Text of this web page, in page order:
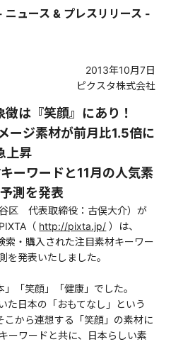
ュース & プレスリリース -
2013年10月7日
ピクスタ株式会社
徴は『笑顔』にあり！
ージ素材が前月比1.5倍に
上昇
ーワードと11月の人気素
測を発表
区 代表取締役：古俣大介）が
（ http://pixta.jp/ ）は、
・購入された注目素材キーワー
を発表いたしました。
「笑顔」「健康」でした。
た日本の「おもてなし」という
から連想する「笑顔」の素材に
ーワードと共に、日本らしい素